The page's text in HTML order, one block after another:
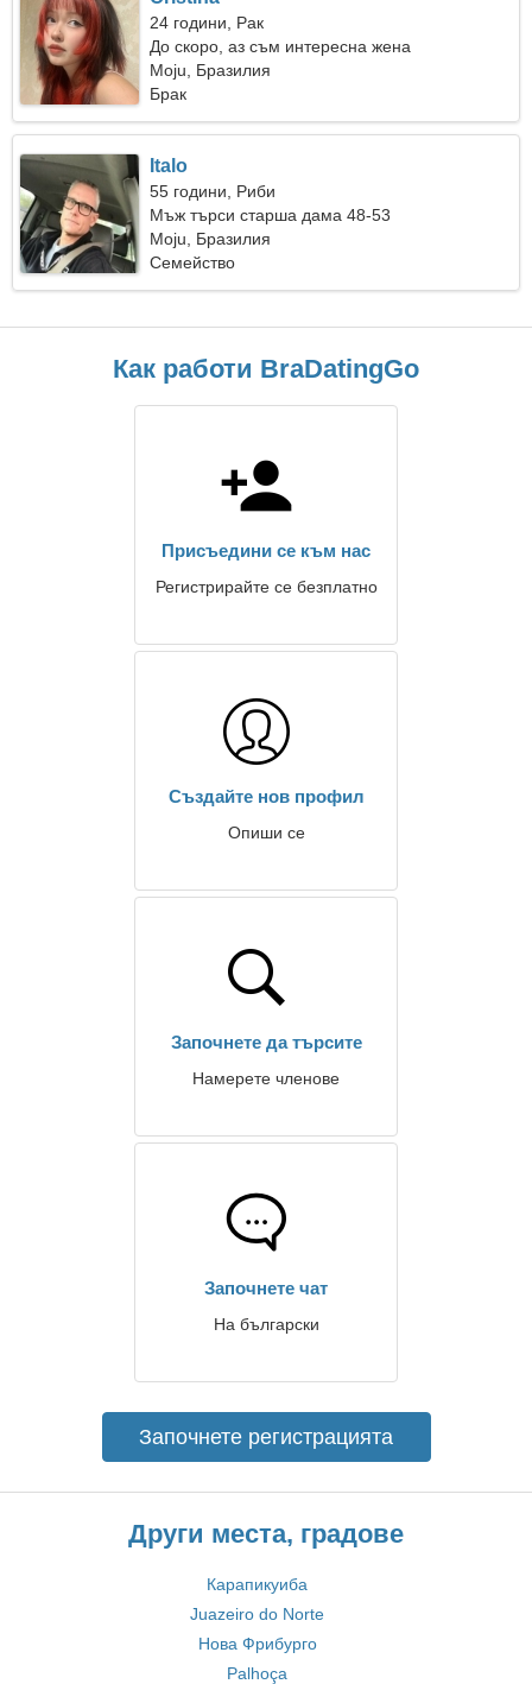
24 години, Рак
До скоро, аз съм интересна жена
Moju, Бразилия
Брак
Italo
55 години, Риби
Мъж търси старша дама 48-53
Moju, Бразилия
Семейство
Как работи BraDatingGo
Присъедини се към нас
Регистрирайте се безплатно
Създайте нов профил
Опиши се
Започнете да търсите
Намерете членове
Започнете чат
На български
Започнете регистрацията
Други места, градове
Карапикуиба
Juazeiro do Norte
Нова Фрибурго
Palhoça